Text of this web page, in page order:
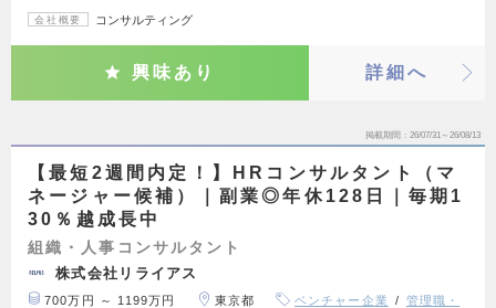
会社概要 コンサルティング
興味あり 詳細へ
掲載期間 26/07/31～26/08/13
【最短2週間内定！】HRコンサルタント（マ
ネージャー候補）｜副業◎年休128日｜毎期1
30％越成長中
組織・人事コンサルタント
株式会社リライアス
700万円 ～ 1199万円 東京都 ベンチャー企業
管理職・